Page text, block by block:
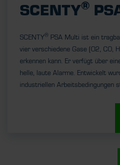
SCENTY®
SCENTY® PSA Multi ist ein
vier verschiedene Gase (O2, CO,
erkennen kann. Er verfügt über
helle, laute Alarme. Entwickelt
industriellen Arbeitsbedingungen